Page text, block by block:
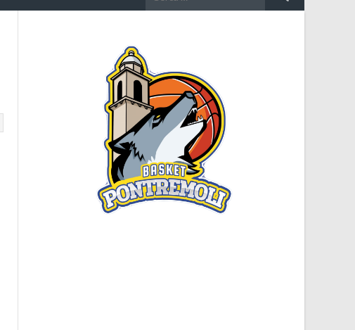
per: